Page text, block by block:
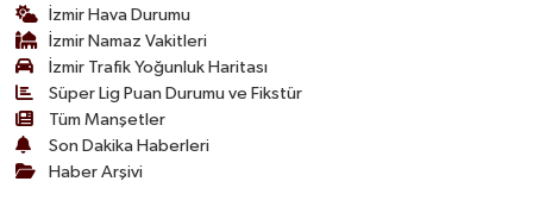
İzmir Hava Durumu
İzmir Namaz Vakitleri
İzmir Trafik Yoğunluk Haritası
Süper Lig Puan Durumu ve Fikstür
Tüm Manşetler
Son Dakika Haberleri
Haber Arşivi